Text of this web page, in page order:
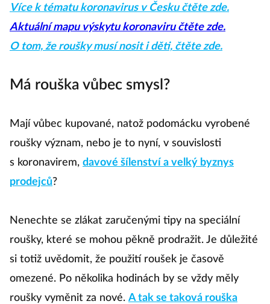
Více k tématu koronavirus v Česku čtěte zde.
Aktuální mapu výskytu koronaviru čtěte zde.
O tom, že roušky musí nosit i děti, čtěte zde.
Má rouška vůbec smysl?
Mají vůbec kupované, natož podomácku vyrobené
roušky význam, nebo je to nyní, v souvislosti
s koronavirem, davové šílenství a velký byznys
prodejců?
Nenechte se zlákat zaručenými tipy na speciální
roušky, které se mohou pěkně prodražit. Je důležité
si totiž uvědomit, že použití roušek je časově
omezené. Po několika hodinách by se vždy měly
roušky vyměnit za nové. A tak se taková rouška